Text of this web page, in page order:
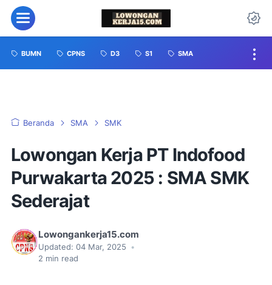
BUMN CPNS D3 S1 SMA
Beranda SMA SMK
Lowongan Kerja PT Indofood
Purwakarta 2025 : SMA SMK
Sederajat
Lowongankerja15.com
Updated: 04 Mar, 2025
•
2 min read